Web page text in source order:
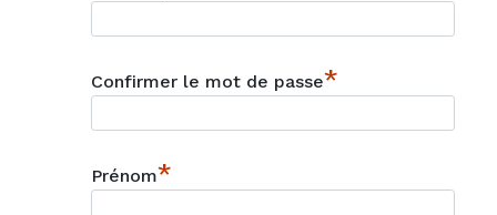
Confirmer le mot de passe*
Prénom*